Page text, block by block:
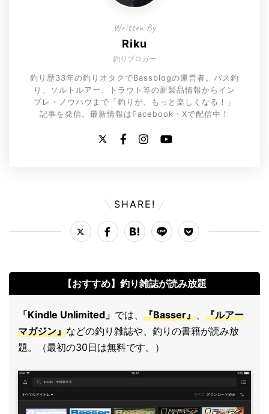
Written By
Riku
釣りブロガー
釣り歴33年の釣りオタクでBassblogの運営者。バス釣
り、ソルトルアー、トラウト等の新製品情報からイン
プレ・ノウハウまで「釣りが、もっと楽しくなる！」
記事を発信。最新情報はFacebook・Xで配信中！
SHARE!
【おすすめ】釣り雑誌が読み放題
「Kindle Unlimited」 では、 『Basser』、 『ルアー
マガジン』などの釣り雑誌や、釣りの書籍が読み放
題。（最初の30日は無料です。）